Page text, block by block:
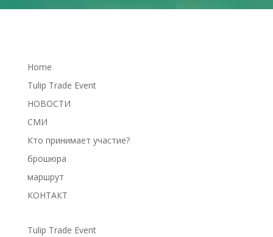
Home
Tulip Trade Event
НОВОСТИ
СМИ
Кто принимает участие?
брошюра
маршрут
КОНТАКТ
Tulip Trade Event